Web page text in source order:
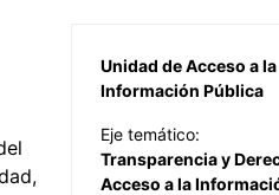
Unidad de Acceso a la
Información Pública
Eje temático:
Transparencia y
Acceso a la